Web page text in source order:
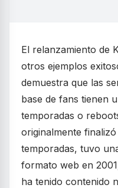
El relanzamiento de
otros ejemplos
demuestra que las
base de fans tienen
temporadas o
originalmente
temporadas, tuvo
formato web en
ha tenido contenido